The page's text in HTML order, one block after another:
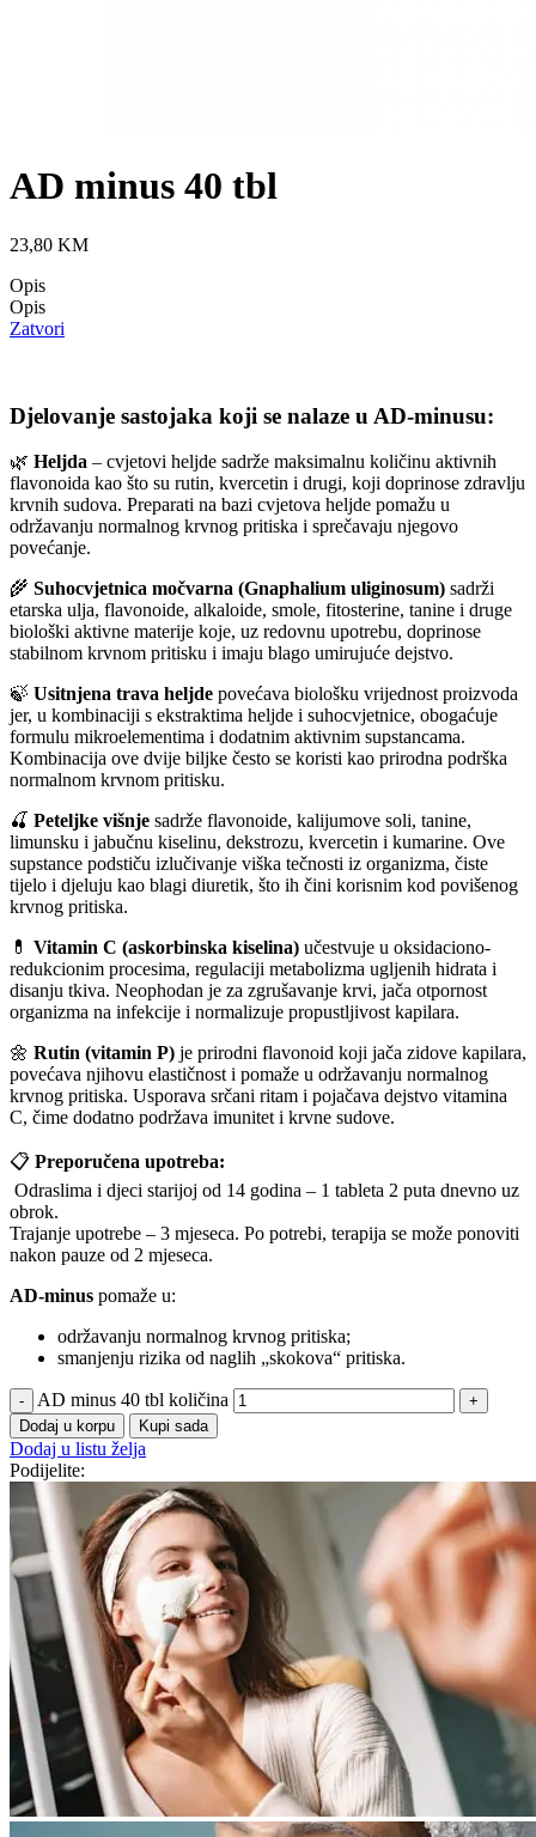
AD minus 40 tbl
23,80 KM
Opis
Opis
Zatvori
Djelovanje sastojaka koji se nalaze u AD-minusu:
🌿 Heljda – cvjetovi heljde sadrže maksimalnu količinu aktivnih
flavonoida kao što su rutin, kvercetin i drugi, koji doprinose zdravlju
krvnih sudova. Preparati na bazi cvjetova heljde pomažu u
održavanju normalnog krvnog pritiska i sprečavaju njegovo
povećanje.
🌾 Suhocvjetnica močvarna (Gnaphalium uliginosum) sadrži
etarska ulja, flavonoide, alkaloide, smole, fitosterine, tanine i druge
biološki aktivne materije koje, uz redovnu upotrebu, doprinose
stabilnom krvnom pritisku i imaju blago umirujuće dejstvo.
🍃 Usitnjena trava heljde povećava biološku vrijednost proizvoda
jer, u kombinaciji s ekstraktima heljde i suhocvjetnice, obogaćuje
formulu mikroelementima i dodatnim aktivnim supstancama.
Kombinacija ove dvije biljke često se koristi kao prirodna podrška
normalnom krvnom pritisku.
🍒 Peteljke višnje sadrže flavonoide, kalijumove soli, tanine,
limunsku i jabučnu kiselinu, dekstrozu, kvercetin i kumarine. Ove
supstance podstiču izlučivanje viška tečnosti iz organizma, čiste
tijelo i djeluju kao blagi diuretik, što ih čini korisnim kod povišenog
krvnog pritiska.
💊 Vitamin C (askorbinska kiselina) učestvuje u oksidaciono-
redukcionim procesima, regulaciji metabolizma ugljenih hidrata i
disanju tkiva. Neophodan je za zgrušavanje krvi, jača otpornost
organizma na infekcije i normalizuje propustljivost kapilara.
🌼 Rutin (vitamin P) je prirodni flavonoid koji jača zidove kapilara,
povećava njihovu elastičnost i pomaže u održavanju normalnog
krvnog pritiska. Usporava srčani ritam i pojačava dejstvo vitamina
C, čime dodatno podržava imunitet i krvne sudove.
📋 Preporučena upotreba:
Odraslima i djeci starijoj od 14 godina – 1 tableta 2 puta dnevno uz
obrok.
Trajanje upotrebe – 3 mjeseca. Po potrebi, terapija se može ponoviti
nakon pauze od 2 mjeseca.
AD-minus pomaže u:
održavanju normalnog krvnog pritiska;
smanjenju rizika od naglih „skokova“ pritiska.
AD minus 40 tbl količina
Dodaj u korpu Kupi sada
Dodaj u listu želja
Podijelite: